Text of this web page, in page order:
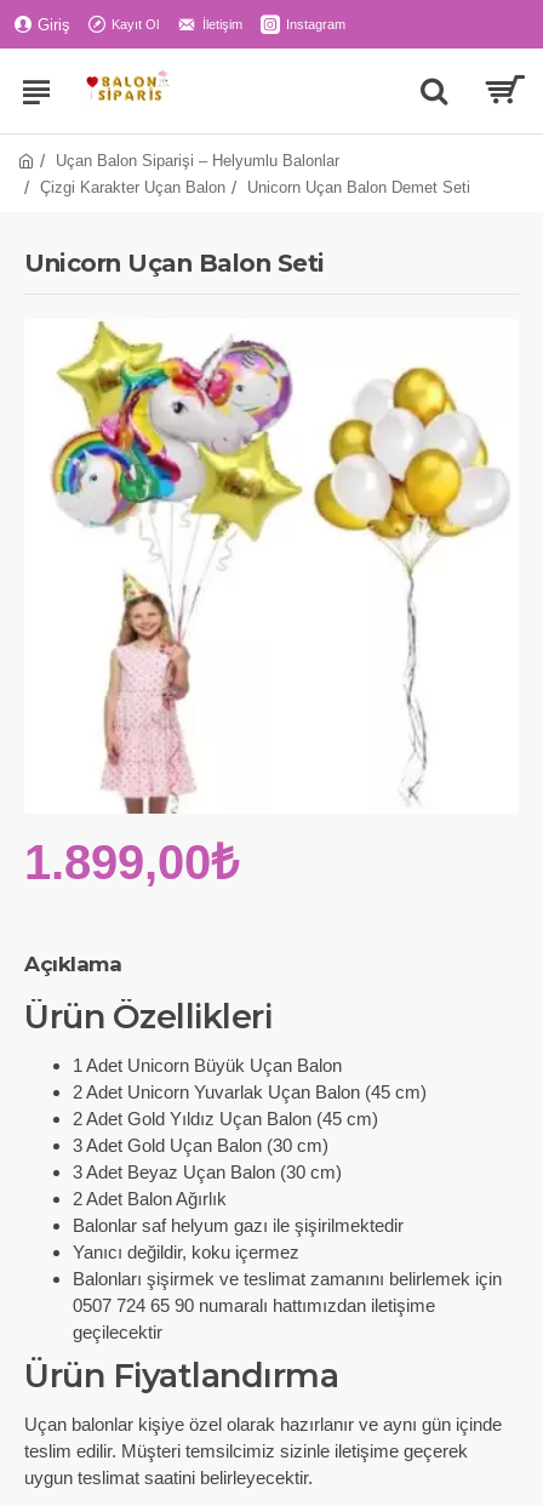
Giriş Kayıt Ol İletişim Instagram
Uçan Balon Siparişi – Helyumlu Balonlar
Çizgi Karakter Uçan Balon
Unicorn Uçan Balon Demet Seti
Unicorn Uçan Balon Seti
Açıklama
Ürün Özellikleri
1 Adet Unicorn Büyük Uçan Balon
2 Adet Unicorn Yuvarlak Uçan Balon (45 cm)
2 Adet Gold Yıldız Uçan Balon (45 cm)
3 Adet Gold Uçan Balon (30 cm)
3 Adet Beyaz Uçan Balon (30 cm)
2 Adet Balon Ağırlık
Balonlar saf helyum gazı ile şişirilmektedir
Yanıcı değildir, koku içermez
Balonları şişirmek ve teslimat zamanını belirlemek için
0507 724 65 90 numaralı hattımızdan iletişime
geçilecektir
Ürün Fiyatlandırma
Uçan balonlar kişiye özel olarak hazırlanır ve aynı gün içinde
teslim edilir. Müşteri temsilcimiz sizinle iletişime geçerek
uygun teslimat saatini belirleyecektir.
1.899,00₺